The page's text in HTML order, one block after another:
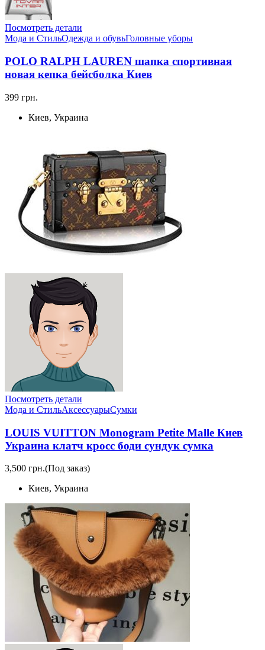
Посмотреть детали
Мода и СтильОдежда и обувьГоловные уборы
POLO RALPH LAUREN шапка спортивная
новая кепка бейсболка Киев
399 грн.
Киев, Украина
Посмотреть детали
Мода и СтильАксессуарыСумки
LOUIS VUITTON Monogram Petite Malle Киев
Украина клатч кросс боди сундук сумка
3,500 грн.(Под заказ)
Киев, Украина